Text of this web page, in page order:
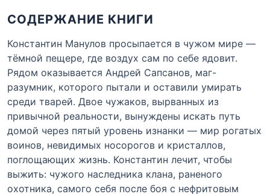
СОДЕРЖАНИЕ КНИГИ
Константин Манулов просыпается в чужом мире —
тёмной пещере, где воздух сам по себе ядовит.
Рядом оказывается Андрей Сапсанов, маг-
разумник, которого пытали и оставили умирать
среди тварей. Двое чужаков, вырванных из
привычной реальности, вынуждены искать путь
домой через пятый уровень изнанки — мир рогатых
воинов, невидимых носорогов и кристаллов,
поглощающих жизнь. Константин лечит, чтобы
выжить: чужого наследника клана, раненого
охотника, самого себя после боя с нефритовым